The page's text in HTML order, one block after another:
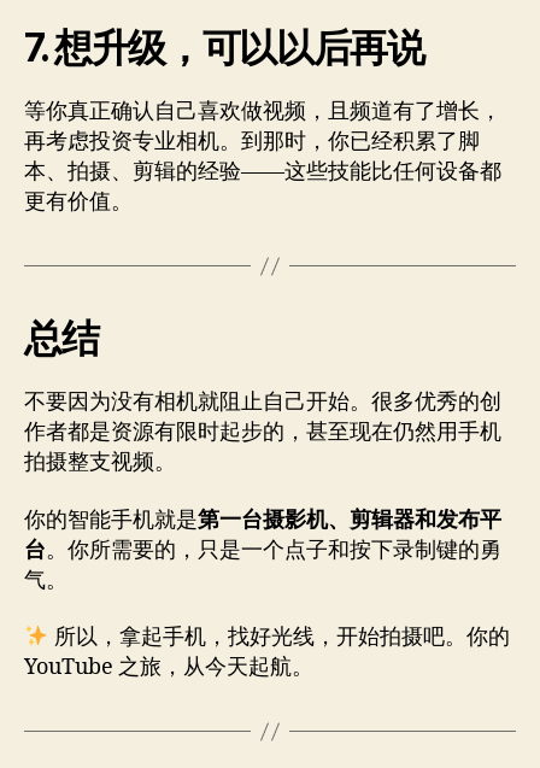
7. 想升级，可以以后再说
等你真正确认自己喜欢做视频，且频道有了增长，
再考虑投资专业相机。到那时，你已经积累了脚
本、拍摄、剪辑的经验——这些技能比任何设备都
更有价值。
总结
不要因为没有相机就阻止自己开始。很多优秀的创
作者都是资源有限时起步的，甚至现在仍然用手机
拍摄整支视频。
你的智能手机就是第一台摄影机、剪辑器和发布平
台。你所需要的，只是一个点子和按下录制键的勇
气。
所以，拿起手机，找好光线，开始拍摄吧。你的
YouTube 之旅，从今天起航。